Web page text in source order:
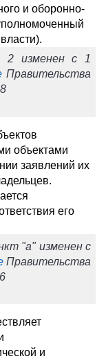
и оборонно-
2 изменен с 1
Правительства
объектами
заявлений их
его
"а" изменен с
Правительства
и